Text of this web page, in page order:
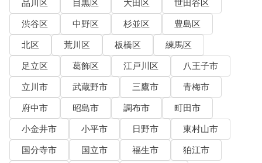
品川区
目黒区 大田区
世田谷区
渋谷区
中野区 杉並区
豊島区
北区
荒川区 板橋区
練馬区
足立区
葛飾区 江戸川区
八王子市
立川市
武蔵野市 三鷹市
青梅市
府中市
昭島市 調布市
町田市
小金井市
小平市 日野市
東村山市
国分寺市
国立市 福生市
狛江市